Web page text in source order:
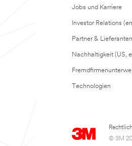
Jobs und Karriere
Investor Relations
Partner & Lieferanten
Nachhaltigkeit (US,
Technologien
© 3M